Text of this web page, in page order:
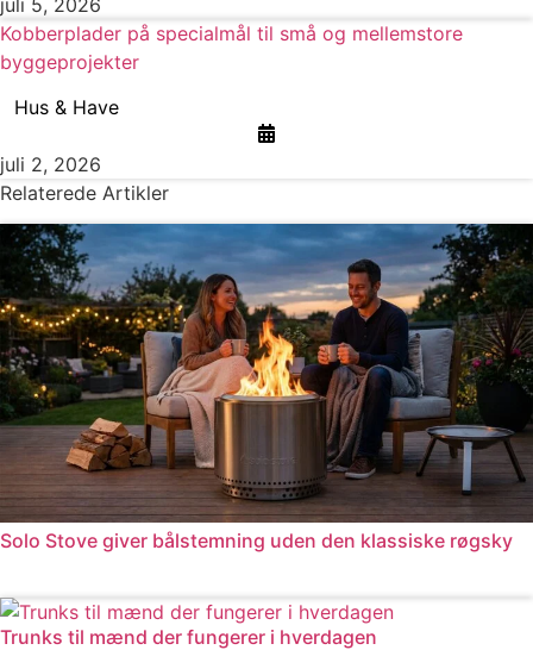
Kobberplader på specialmål til små og mellemstore
byggeprojekter
Hus & Have
juli 2, 2026
Relaterede Artikler
Solo Stove giver bålstemning uden den klassiske røgsky
Trunks til mænd der fungerer i hverdagen